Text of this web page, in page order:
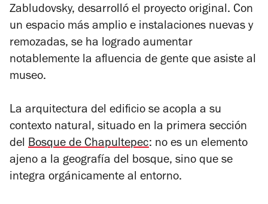
Zabludovsky, desarrolló el proyecto original. Con
un espacio más amplio e instalaciones nuevas y
remozadas, se ha logrado aumentar
notablemente la afluencia de gente que asiste al
museo.
La arquitectura del edificio se acopla a su
contexto natural, situado en la primera sección
del Bosque de Chapultepec: no es un elemento
ajeno a la geografía del bosque, sino que se
integra orgánicamente al entorno.